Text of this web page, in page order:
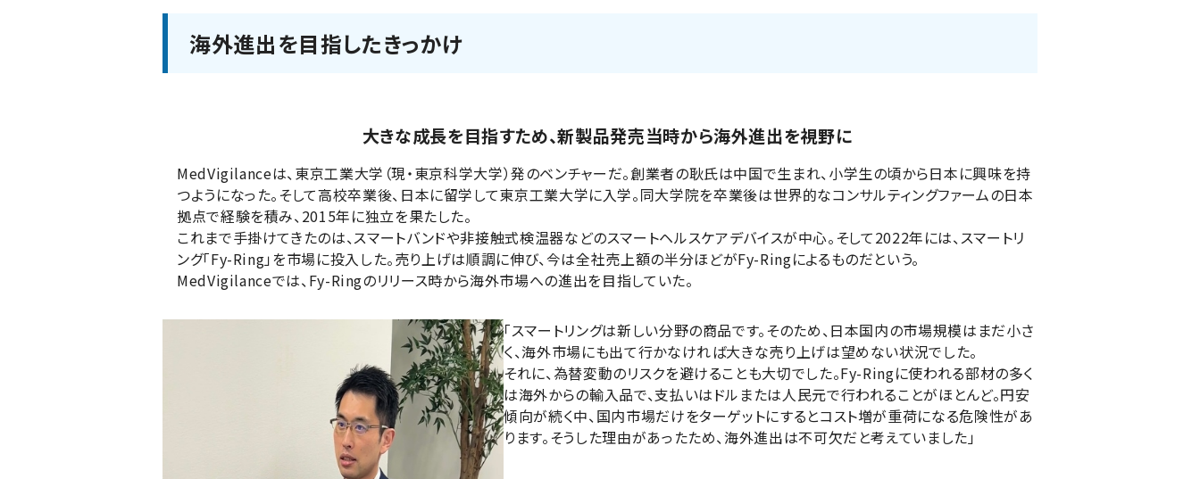
海外進出を目指したきっかけ
大きな成長を目指すため、新製品発売当時から海外進出を視野に
MedVigilanceは、東京工業大学（現・東京科学大学）発のベンチャーだ。創業者の耿氏は中国で生まれ、小学生の頃から日本に興味を持
つようになった。そして高校卒業後、日本に留学して東京工業大学に入学。同大学院を卒業後は世界的なコンサルティングファームの日本
拠点で経験を積み、2015年に独立を果たした。
これまで手掛けてきたのは、スマートバンドや非接触式検温器などのスマートヘルスケアデバイスが中心。そして2022年には、スマートリ
ング「Fy-Ring」を市場に投入した。売り上げは順調に伸び、今は全社売上額の半分ほどがFy-Ringによるものだという。
MedVigilanceでは、Fy-Ringのリリース時から海外市場への進出を目指していた。
「スマートリングは新しい分野の商品です。そのため、日本国内の市場規模はまだ小さ
く、海外市場にも出て行かなければ大きな売り上げは望めない状況でした。
それに、為替変動のリスクを避けることも大切でした。Fy-Ringに使われる部材の多く
は海外からの輸入品で、支払いはドルまたは人民元で行われることがほとんど。円安
傾向が続く中、国内市場だけをターゲットにするとコスト増が重荷になる危険性があ
ります。そうした理由があったため、海外進出は不可欠だと考えていました」